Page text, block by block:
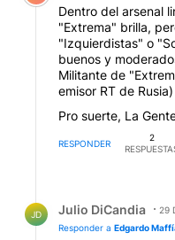
Dentro del arsenal
"Extrema" brilla,
"Izquierdistas" o
buenos y
Militante de
emisor RT de
Pro suerte, La
RESPONDER
2
JD Julio DiCandia
29
Responder a Edgardo